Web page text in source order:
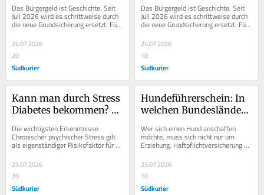
Überblick
Das Bürgergeld ist Geschichte. Seit
Juli 2026 wird es schrittweise durch
die neue Grundsicherung ersetzt. Für
Millionen Leistungsbezieher haben
sich...
24.07.2026
20
Südkurier
Überblick
Das Bürgergeld ist Geschichte. Seit
Juli 2026 wird es schrittweise durch
die neue Grundsicherung ersetzt. Für
Millionen Leistungsbezieher haben
sich...
24.07.2026
10
Südkurier
Kann man durch Stress
Diabetes bekommen?
Die wichtigsten Erkenntnisse
Chronischer psychischer Stress gilt
als eigenständiger Risikofaktor für
Typ-2-Diabetes und kann die
Entstehung der...
23.07.2026
20
Südkurier
Hundeführerschein: In
welchen Bundesländern
braucht man ihn?
Wer sich einen Hund anschaffen
möchte, muss sich nicht nur um
Erziehung, Haftpflichtversicherung
und Anmeldung kümmern. Je nach
Bundesland kann auch...
23.07.2026
10
Südkurier